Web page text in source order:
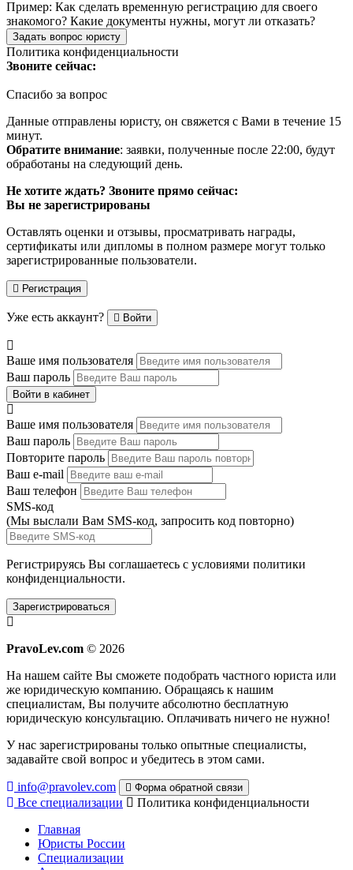
Пример: Как сделать временную регистрацию для своего
знакомого? Какие документы нужны, могут ли отказать?
Задать вопрос юристу
Политика конфиденциальности
Звоните сейчас:
Спасибо за вопрос
Данные отправлены юристу, он свяжется с Вами в течение 15
минут.
Обратите внимание: заявки, полученные после 22:00, будут
обработаны на следующий день.
Не хотите ждать? Звоните прямо сейчас:
Вы не зарегистрированы
Оставлять оценки и отзывы, просматривать награды,
сертификаты или дипломы в полном размере могут только
зарегистрированные пользователи.
Регистрация
Уже есть аккаунт? Войти
Ваше имя пользователя
Ваш пароль
Войти в кабинет
Ваше имя пользователя
Ваш пароль
Повторите пароль
Ваш e-mail
Ваш телефон
SMS-код
(Мы выслали Вам SMS-код, запросить код повторно)
Регистрируясь Вы соглашаетесь с условиями политики
конфиденциальности.
Зарегистрироваться
PravoLev.com © 2026
На нашем сайте Вы сможете подобрать частного юриста или
же юридическую компанию. Обращаясь к нашим
специалистам, Вы получите абсолютно бесплатную
юридическую консультацию. Оплачивать ничего не нужно!
У нас зарегистрированы только опытные специалисты,
задавайте свой вопрос и убедитесь в этом сами.
info@pravolev.com Форма обратной связи
Все специализации
Политика конфиденциальности
Главная
Юристы России
Специализации